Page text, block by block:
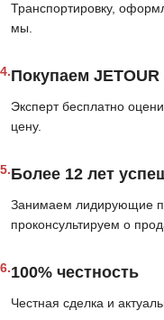
Транспортировку,
мы.
4.Покупаем JETOUR
Эксперт бесплатно
цену.
5.Более 12 лет
Занимаем лидирующие
проконсультируем о
6.100% честность
Честная сделка и